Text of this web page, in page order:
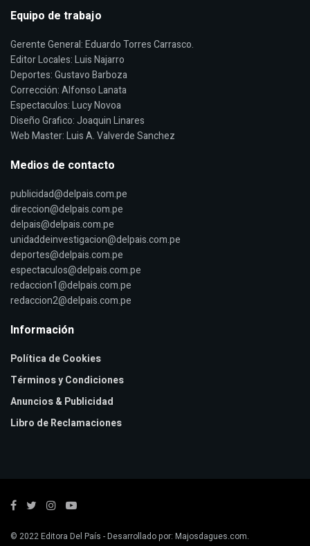
Equipo de trabajo
Gerente General: Eduardo Torres Carrasco.
Editor Locales: Luis Najarro
Deportes: Gustavo Barboza
Corrección: Alfonso Lanata
Espectaculos: Lucy Novoa
Diseño Grafico: Joaquin Linares
Web Master: Luis A. Valverde Sanchez
Medios de contacto
publicidad@delpais.com.pe
direccion@delpais.com.pe
delpais@delpais.com.pe
unidaddeinvestigacion@delpais.com.pe
deportes@delpais.com.pe
espectaculos@delpais.com.pe
redaccion1@delpais.com.pe
redaccion2@delpais.com.pe
Información
Política de Cookies
Términos y Condiciones
Anuncios & Publicidad
Libro de Reclamaciones
© 2022Editora Del País - Desarrollado por: Majosdagues.com.